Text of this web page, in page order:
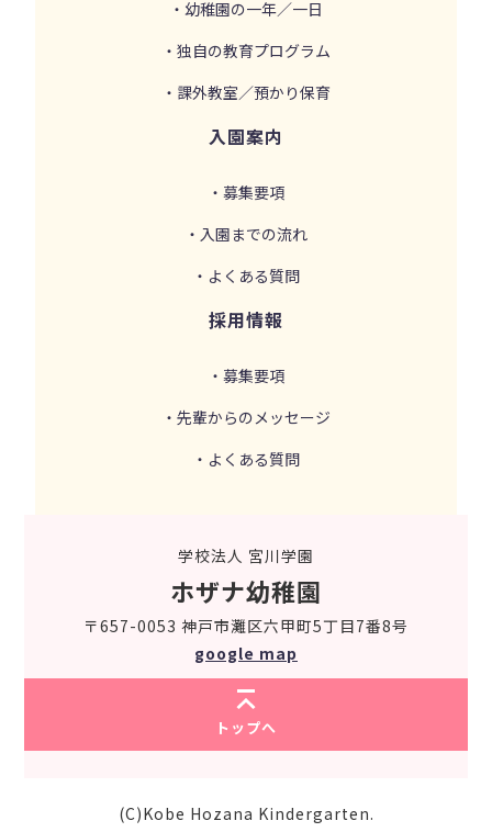
・幼稚園の一年／一日
・独自の教育プログラム
・課外教室／預かり保育
入園案内
・募集要項
・入園までの流れ
・よくある質問
採用情報
・募集要項
・先輩からのメッセージ
・よくある質問
学校法人 宮川学園
ホザナ幼稚園
〒657-0053 神戸市灘区六甲町5丁目7番8号
google map
トップへ
(C)Kobe Hozana Kindergarten.